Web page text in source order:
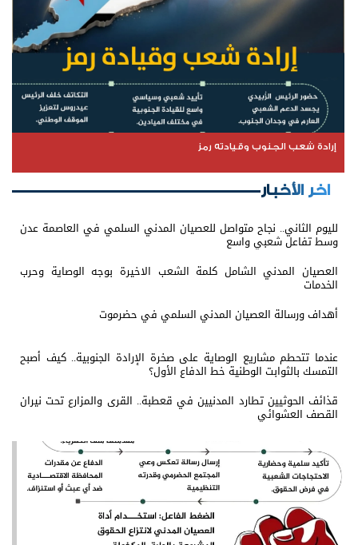
إرادة شعب الجنوب وقيادته رمز
اخر الأخبار
لليوم الثاني.. نجاح متواصل للعصيان المدني السلمي في العاصمة عدن
وسط تفاعل شعبي واسع
العصيان المدني الشامل كلمة الشعب الاخيرة بوجه الوصاية وحرب
الخدمات
أهداف ورسالة العصيان المدني السلمي في حضرموت
عندما تتحطم مشاريع الوصاية على صخرة الإرادة الجنوبية.. كيف أصبح
التمسك بالثوابت الوطنية خط الدفاع الأول؟
قذائف الحوثيين تطارد المدنيين في قعطبة.. القرى والمزارع تحت نيران
القصف العشوائي